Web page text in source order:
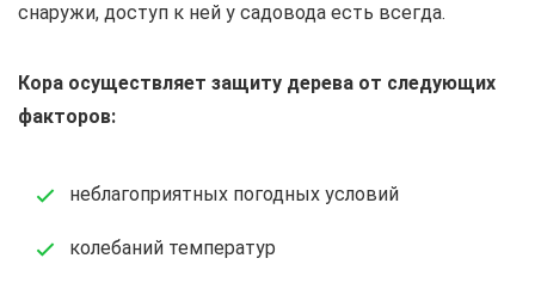
снаружи, доступ к ней у садовода есть всегда.
Кора осуществляет защиту дерева от следующих
факторов:
неблагоприятных погодных условий
колебаний температур